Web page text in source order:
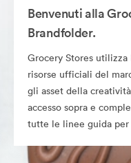
Benvenuti alla
Brandfolder.
Grocery Stores
risorse ufficiali del
gli asset della
accesso sopra e
tutte le linee guida per